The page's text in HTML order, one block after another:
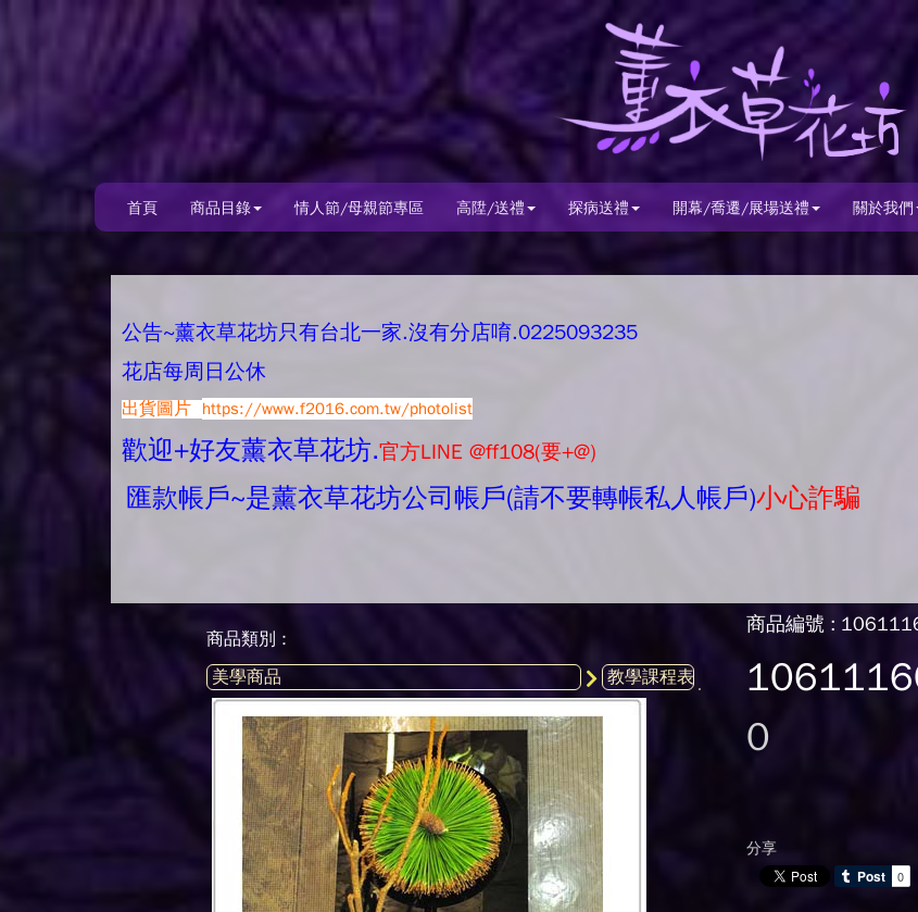
首頁 商品目錄 情人節/母親節專區 高陞/送禮 探病送禮 開幕/喬遷/展場送禮 關於我們
公告~薰衣草花坊只有台北一家.沒有分店唷.0225093235
花店每周日公休
出貨圖片 https://www.f2016.com.tw/photolist
歡迎+好友薰衣草花坊.官方LINE @ff108(要+@)
匯款帳戶~是薰衣草花坊公司帳戶(請不要轉帳私人帳戶)小心詐騙
商品類別 :
商品編號 :
0
分享